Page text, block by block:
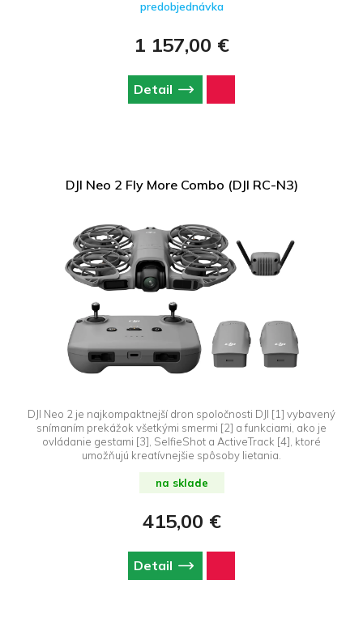
ultraľahkom tele. Vďaka výkonu porovnateľnému s vlajkovými
predobjednávka
1 157,00 €
Detail
DJI Neo 2 Fly More Combo (DJI RC-N3)
DJI Neo 2 je najkompaktnejší dron spoločnosti DJI [1] vybavený
snímaním prekážok všetkými smermi [2] a funkciami, ako je
ovládanie gestami [3], SelfieShot a ActiveTrack [4], ktoré
umožňujú kreatívnejšie spôsoby lietania.
na sklade
415,00 €
Detail